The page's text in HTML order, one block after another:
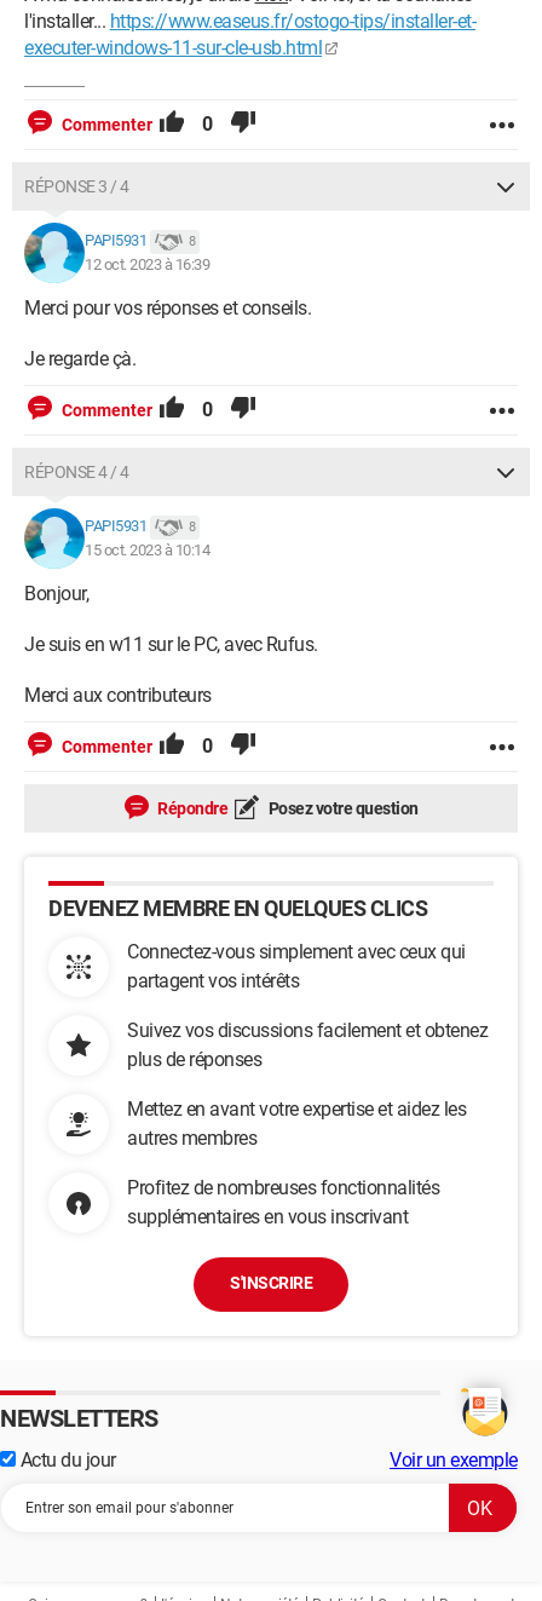
l'installer... https://www.easeus.fr/ostogo-tips/installer-et-
executer-windows-11-sur-cle-usb.html
Commenter 0
RÉPONSE 3 / 4
PAPI5931 8
12 oct. 2023 à 16:39
Merci pour vos réponses et conseils.
Je regarde çà.
Commenter 0
RÉPONSE 4 / 4
PAPI5931 8
15 oct. 2023 à 10:14
Bonjour,
Je suis en w11 sur le PC, avec Rufus.
Merci aux contributeurs
Commenter 0
Répondre Posez votre question
DEVENEZ MEMBRE EN QUELQUES CLICS
Connectez-vous simplement avec ceux qui
partagent vos intérêts
Suivez vos discussions facilement et obtenez
plus de réponses
Mettez en avant votre expertise et aidez les
autres membres
Profitez de nombreuses fonctionnalités
supplémentaires en vous inscrivant
S'INSCRIRE
NEWSLETTERS
Actu du jour Voir un exemple